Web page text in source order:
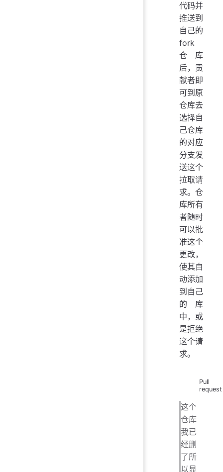
代码并
推送到
自己的
fork
仓库
后，贡
献者即
可到原
仓库去
选择自
己仓库
的对应
分支发
送这个
拉取请
求。仓
库所有
者随时
可以批
准这个
更改，
使其自
动添加
到自己
的库
中，或
是拒绝
这个请
求。
Pull
request
这个
仓库
我已
经删
了所
以显